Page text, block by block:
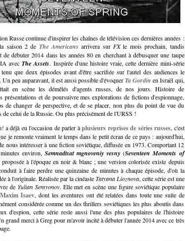
Russe continue d'inspirer les chaînes de télévision ces dernières années :
saison 2 de The Americans arrivera sur FXle mois prochain, tandis
débuter 2014 dans les années 80 en cherchant à débusquer une taupe
avecThe Assets. Inspirée d'une histoire vraie, cette dernière mini-série
tenu que deux épisodes avant d'être sacrifiée sur l'autel des audiences le
Un peu auparavant, il est aussi possible d'évoquerTa Gordin en Israël qui,
en scène les démêlés d'agents russes, de nos jours. Histoire de
présentations et de poursuivre mes explorations de fictions d'espionnage,
de changer de perspective, et de se placer, non plus du point de vue du
celui de la Russie. Ou plus précisément de l'URSS !
a déjà eu l'occasion de parler àplusieurs reprises de séries russes, c'est
je remonte vraiment le temps dans le petit écran de ce pays : aujourd'hui,
nous intéresser à une fiction soviétique, diffusée en 1973. Comportant 12
environ, Semnadtsat mgnoveniy vesny(Seventeen Moments of
proposée à l'époque en noir & blanc ; une version colorisée existe depuis
à faire perdre une quinzaine de minutes à chaque épisode, d'où la
à l'originale. Réalisée par la cinéasteTatyana Lioznova, cette série est une
de Yulian Semyonov. Elle met en scène une figure soviétique populaire
Maxim Isaev, dont les aventures ont été relatées dans toute une suite de
considérée comme un des thrillers soviétiques les plus aboutis dans
d'espion, cette série reste aussi l'une des plus populaires de l'histoire
grand merci à Greg pour m'avoir incité à débuter l'année 2014 avec ce très